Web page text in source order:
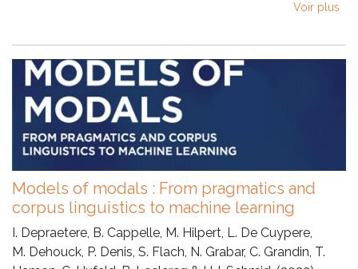
Voir plus
Models of modals : From pragmatics and
corpus linguistics to machine learning
I. Depraetere, B. Cappelle, M. Hilpert, L. De Cuypere,
M. Dehouck, P. Denis, S. Flach, N. Grabar, C. Grandin, T.